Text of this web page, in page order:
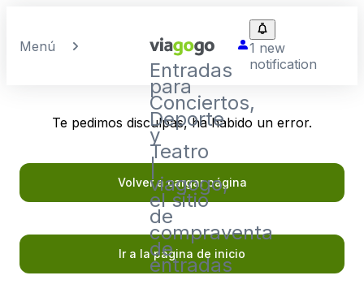
Menú
Entradas
para
Conciertos,
Deporte
y
Teatro
|
viagogo,
el sitio
de
compraventa
de
entradas
1 new
notification
Te pedimos disculpas, ha habido un error.
Volver a cargar página
Ir a la página de inicio